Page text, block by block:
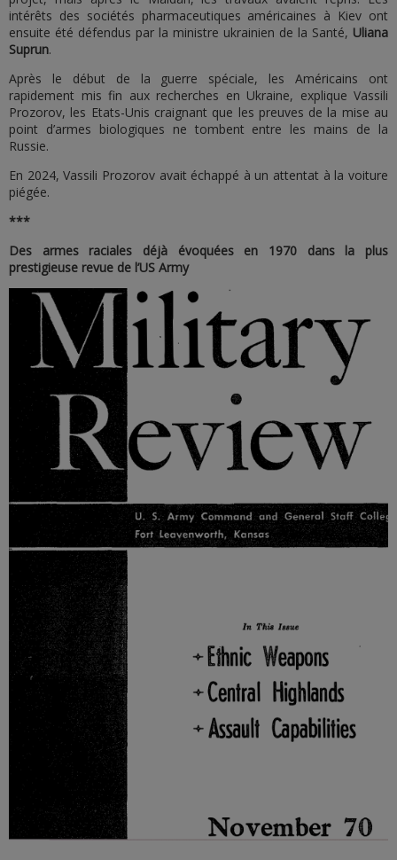
intérêts des sociétés pharmaceutiques américaines à Kiev ont
ensuite été défendus par la ministre ukrainien de la Santé, Uliana
Suprun.
Après le début de la guerre spéciale, les Américains ont
rapidement mis fin aux recherches en Ukraine, explique Vassili
Prozorov, les Etats-Unis craignant que les preuves de la mise au
point d’armes biologiques ne tombent entre les mains de la
Russie.
En 2024, Vassili Prozorov avait échappé à un attentat à la voiture
piégée.
***
Des armes raciales déjà évoquées en 1970 dans la plus
prestigieuse revue de l’US Army